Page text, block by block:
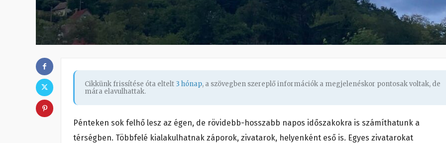
Cikkünk frissítése óta eltelt 3 hónap, a szövegben szereplő információk a megjelenéskor pontosak voltak, de
mára elavulhattak.
Pénteken sok felhő lesz az égen, de rövidebb-hosszabb napos időszakokra is számíthatunk a
térségben. Többfelé kialakulhatnak záporok, zivatarok, helyenként eső is. Egyes zivatarokat